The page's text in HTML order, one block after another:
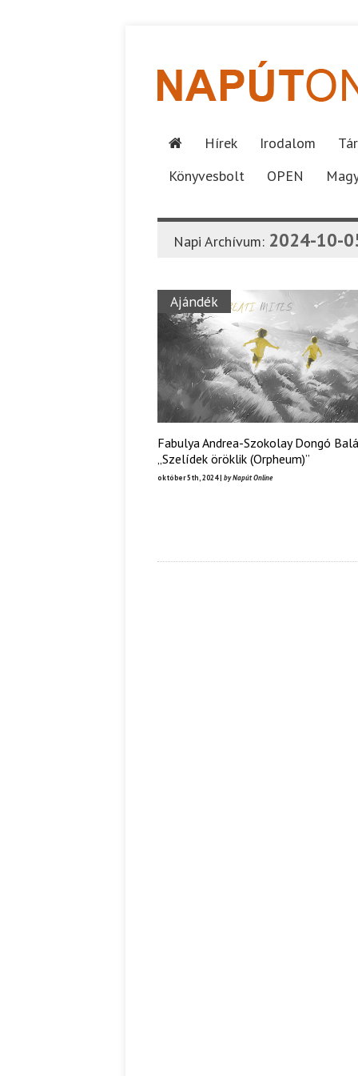
Hírek Irodalom
Könyvesbolt
OPEN
Napi Archívum: 2024-10-
Ajándék
Fabulya Andrea-Szokolay Dongó
„Szelídek öröklik (Orpheum)”
október 5th, 2024 | by Napút Online